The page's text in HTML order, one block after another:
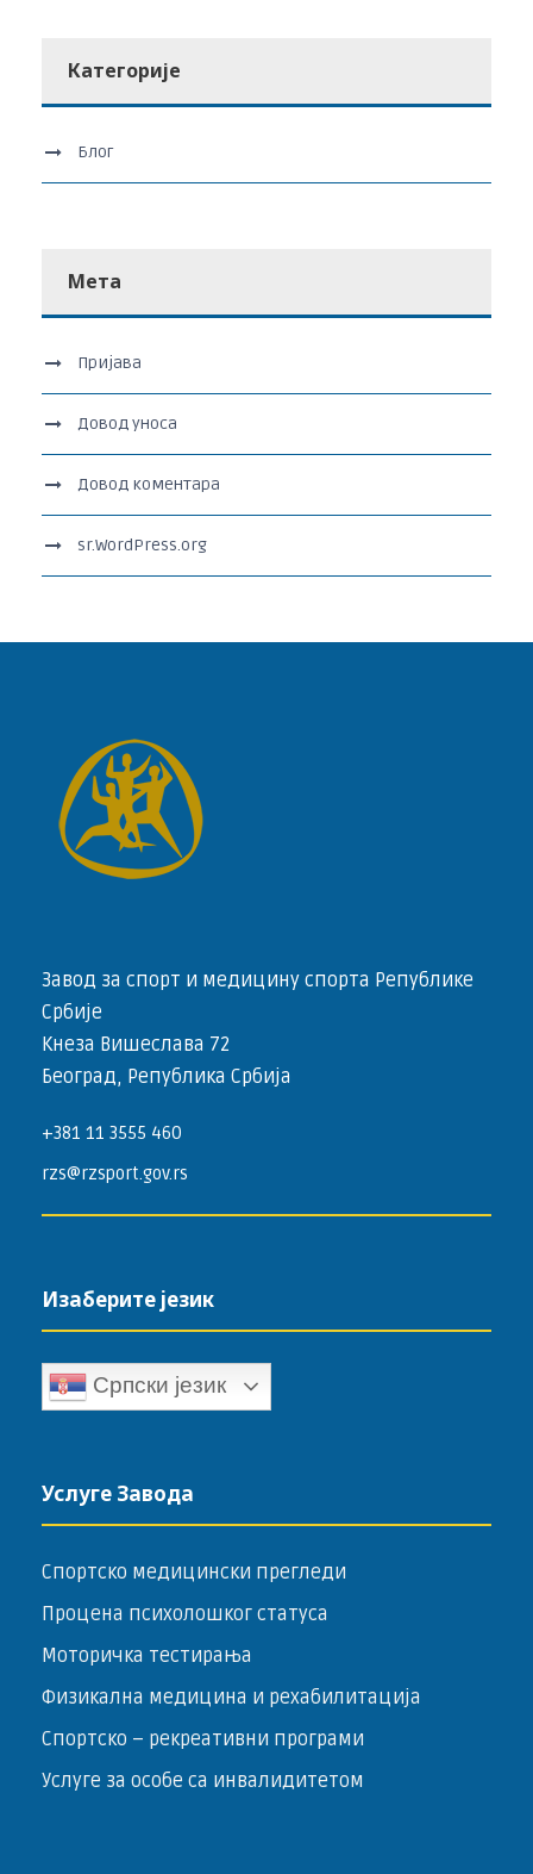
Категорије
Блог
Мета
Пријава
Довод уноса
Довод коментара
sr.WordPress.org
Завод за спорт и медицину спорта Републике
Србије
Кнеза Вишеслава 72
Београд, Република Србија
+381 11 3555 460
rzs@rzsport.gov.rs
Изаберите језик
Српски језик
Услуге Завода
Спортско медицински прегледи
Процена психолошког статуса
Моторичка тестирања
Физикална медицина и рехабилитација
Спортско – ­рекреативни програми
Услуге за особе са инвалидитетом